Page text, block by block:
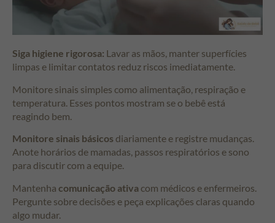
Siga higiene rigorosa: Lavar as mãos, manter superfícies
limpas e limitar contatos reduz riscos imediatamente.
Monitore sinais simples como alimentação, respiração e
temperatura. Esses pontos mostram se o bebê está
reagindo bem.
Monitore sinais básicos diariamente e registre mudanças.
Anote horários de mamadas, passos respiratórios e sono
para discutir com a equipe.
Mantenha comunicação ativa com médicos e enfermeiros.
Pergunte sobre decisões e peça explicações claras quando
algo mudar.